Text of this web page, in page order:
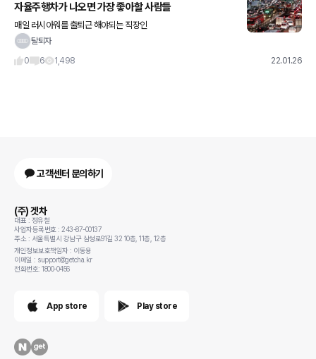
자율주행차가 나오면 가장 좋아할 사람들
매일 러시아워를 출퇴근 해야되는 직장인
탈퇴자
0
6 1,498 22.01.26
고객센터 문의하기
(주) 겟차
대표 : 정유철
사업자등록번호 : 243-87-00137
주소 : 서울특별시 강남구 삼성로91길 32 10층, 11층, 12층
개인정보보호책임자 : 이동용
이메일 : support@getcha.kr
전화번호: 1800-0456
App store Play store